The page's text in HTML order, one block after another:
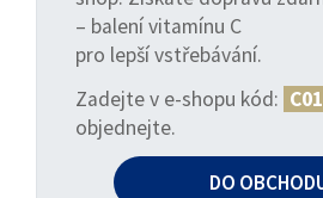
– balení vitamínu C
pro lepší vstřebávání.
Zadejte v e-shopu kód:
objednejte.
DO